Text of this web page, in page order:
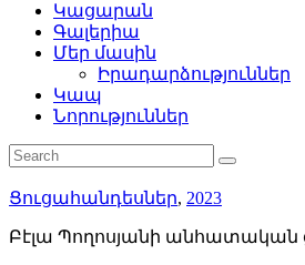
Կացարան
Գալերիա
Մեր մասին
Իրադարձություններ
Կապ
Նորություններ
Ցուցահանդեսներ, 2023
Բէլա Պողոսյանի անհատական